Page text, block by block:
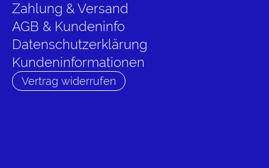
Zahlung & Versand
AGB & Kundeninfo
Datenschutzerklärung
Kundeninformationen
Vertrag widerrufen